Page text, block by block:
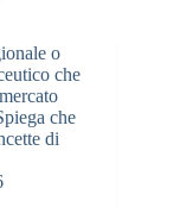
o
che
che
di